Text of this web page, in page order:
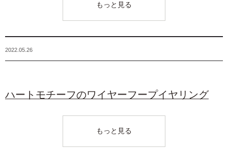
もっと見る
2022.05.26
ハートモチーフのワイヤーフープイヤリング
もっと見る